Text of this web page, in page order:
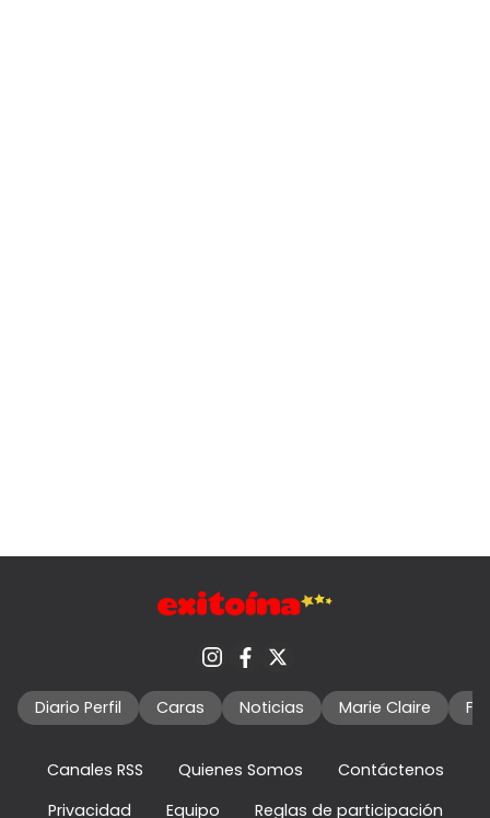
Diario Perfil Caras Noticias Marie Claire
Canales RSS Quienes Somos
Contáctenos
Privacidad
Equipo Reglas de participación